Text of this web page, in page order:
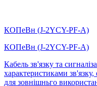
КОПеВн (J-2YCY-PF-А)
КОПеВн (J-2YCY-PF-А)
Кабель зв'язку та
характеристиками
для зовнішньго